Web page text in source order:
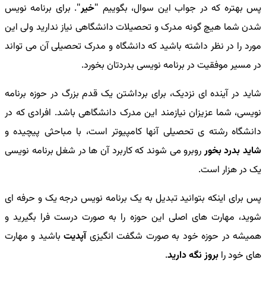
پس بهتره که در جواب این سوال، بگوییم "خیر". برای برنامه نویس
شدن شما هیچ گونه مدرک و تحصیلات دانشگاهی نیاز ندارید ولی این
مورد را در نظر داشته باشید که دانشگاه و مدرک تحصیلی آن می تواند
در مسیر موفقیت در برنامه نویسی بدردتان بخورد.
شاید در آینده ای نزدیک، برای برداشتن یک قدم بزرگ در حوزه برنامه
نویسی، شما عزیزان نیازمند این مدرک دانشگاهی باشد. افرادی که در
دانشگاه رشته ی تحصیلی آنها کامپیوتر است، با مباحثی پیچیده و
شاید بدرد بخورروبرو می شوند که کاربرد آن ها در شغل برنامه نویسی
یک در هزار است.
پس برای اینکه بتوانید تبدیل به یک برنامه نویس درجه یک و حرفه ای
شوید، مهارت های اصلی این حوزه را به صورت درست فرا بگیرید و
همیشه در حوزه خود به صورت شگفت انگیزیآپدیت باشید و مهارت
های خود را بروز نگه دارید.